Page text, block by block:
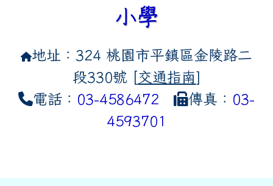
小學
地址：324 桃園市平鎮區金陵路二
段330號 [交通指南]
電話： 03-4586472 傳真： 03-
4593701